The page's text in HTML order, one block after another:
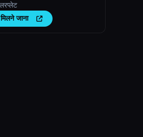
मिलने जाना